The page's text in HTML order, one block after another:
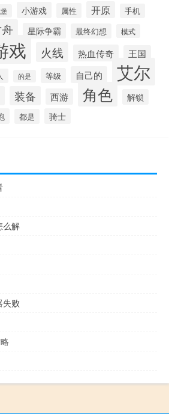
小游戏 属性 开原 手机
星际争霸 最终幻想 模式
戏 火线 热血传奇 王国
的是 等级 自己的 艾尔
装备 西游 角色 解锁
都是 骑士
么解
失败